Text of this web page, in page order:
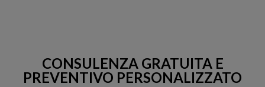
CONSULENZA GRATUITA E
PREVENTIVO PERSONALIZZATO